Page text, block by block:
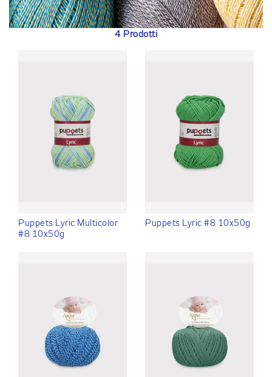
4 Prodotti
Puppets Lyric Multicolor
#8 10x50g
Puppets Lyric #8 10x50g